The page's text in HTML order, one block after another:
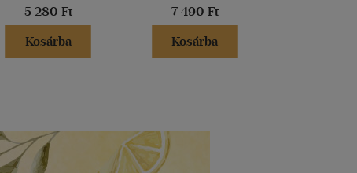
5 280 Ft
Kosárba
7 490 Ft
Kosárba